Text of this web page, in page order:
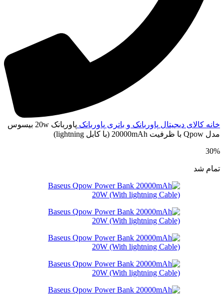
خانه کالای دیجیتال پاوربانک و باتری پاوربانک
پاوربانک 20w بیسوس
مدل Qpow با ظرفیت 20000mAh (با کابل lightning)
30%
تمام شد